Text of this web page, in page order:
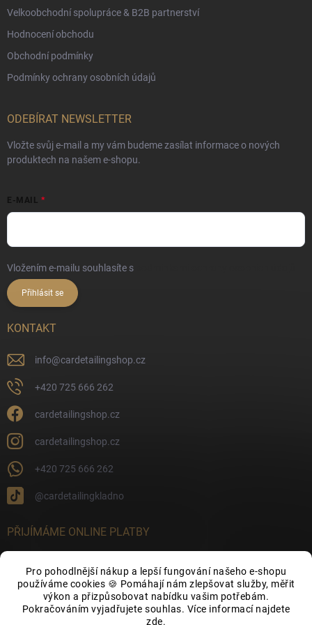
Pro pohodlnější nákup a lepší fungování našeho e-shopu
používáme cookies 🍪 Pomáhají nám zlepšovat služby, měřit
výkon a přizpůsobovat nabídku vašim potřebám.
Pokračováním vyjadřujete souhlas. Více informací najdete
zde.
Velkoobchodní spolupráce & B2B partnerství
Hodnocení obchodu
Obchodní podmínky
Podmínky ochrany osobních údajů
ODEBÍRAT NEWSLETTER
Vložte svůj e-mail a my vám budeme zasílat informace o nových
produktech na našem e-shopu.
E-MAIL
Vložením e-mailu souhlasíte s
Přihlásit se
KONTAKT
info@cardetailingshop.cz
+420 725 666 262
cardetailingshop.cz
cardetailingshop.cz
+420 725 666 262
@cardetailingkladno
PŘIJÍMÁME ONLINE PLATBY
FACEBOOK